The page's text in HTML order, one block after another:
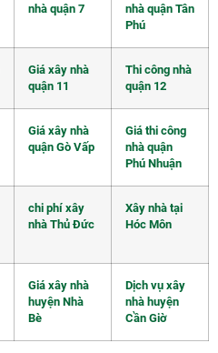
nhà quận 7
nhà quận Tân
Phú
Giá xây nhà
quận 11
Thi công nhà
quận 12
Giá xây nhà
quận Gò Vấp
Giá thi công
nhà quận
Phú Nhuận
chi phí xây
nhà Thủ Đức
Xây nhà tại
Hóc Môn
Giá xây nhà
huyện Nhà
Bè
Dịch vụ xây
nhà huyện
Cần Giờ